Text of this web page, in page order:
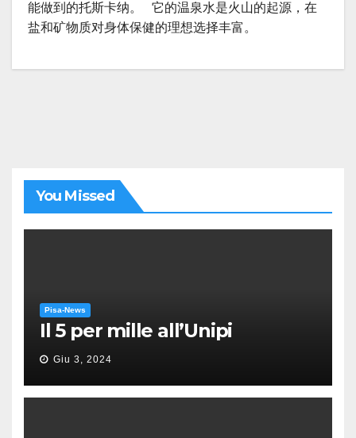
能做到的托斯卡纳。 它的温泉水是火山的起源，在
盐和矿物质对身体保健的理想选择丰富。
You Missed
Pisa-News
Il 5 per mille all’Unipi
Giu 3, 2024